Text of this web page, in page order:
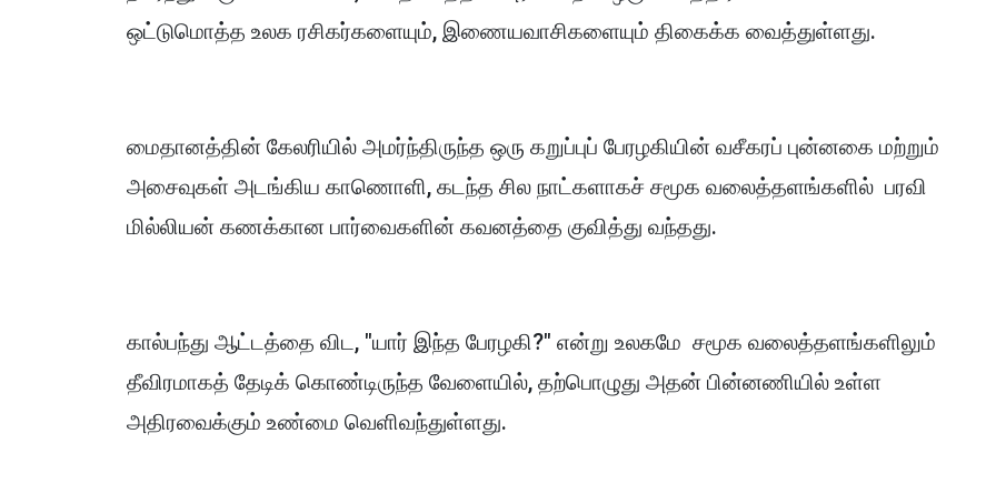
ஒட்டுமொத்த உலக ரசிகர்களையும், இணையவாசிகளையும் திகைக்க வைத்துள்ளது.
மைதானத்தின் கேலரியில் அமர்ந்திருந்த ஒரு கறுப்புப் பேரழகியின் வசீகரப் புன்னகை மற்றும்
அசைவுகள் அடங்கிய காணொளி, கடந்த சில நாட்களாகச் சமூக வலைத்தளங்களில் பரவி
மில்லியன் கணக்கான பார்வைகளின் கவனத்தை குவித்து வந்தது.
கால்பந்து ஆட்டத்தை விட, "யார் இந்த பேரழகி?" என்று உலகமே சமூக வலைத்தளங்களிலும்
தீவிரமாகத் தேடிக் கொண்டிருந்த வேளையில், தற்பொழுது அதன் பின்னணியில் உள்ள
அதிரவைக்கும் உண்மை வெளிவந்துள்ளது.